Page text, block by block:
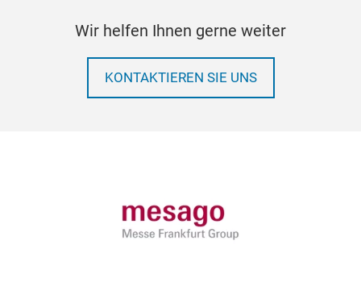
Wir helfen Ihnen gerne weiter
KONTAKTIEREN SIE UNS